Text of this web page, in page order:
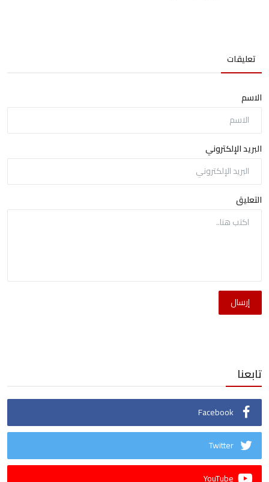
تعليقات
الاسم
البريد الإلكتروني
التعليق
إرسال
تابعنا
Facebook
Twitter
YouTube